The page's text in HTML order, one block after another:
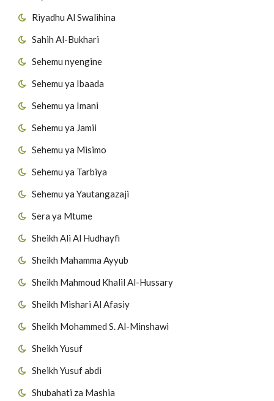
Riyadhu Al Swalihina
Sahih Al-Bukhari
Sehemu nyengine
Sehemu ya Ibaada
Sehemu ya Imani
Sehemu ya Jamii
Sehemu ya Misimo
Sehemu ya Tarbiya
Sehemu ya Yautangazaji
Sera ya Mtume
Sheikh Ali Al Hudhayfi
Sheikh Mahamma Ayyub
Sheikh Mahmoud Khalil Al-Hussary
Sheikh Mishari Al Afasiy
Sheikh Mohammed S. Al-Minshawi
Sheikh Yusuf
Sheikh Yusuf abdi
Shubahati za Mashia